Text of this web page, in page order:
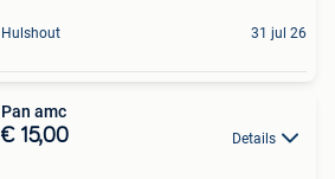
Hulshout 31 jul 26
Pan amc
€ 15,00 Details